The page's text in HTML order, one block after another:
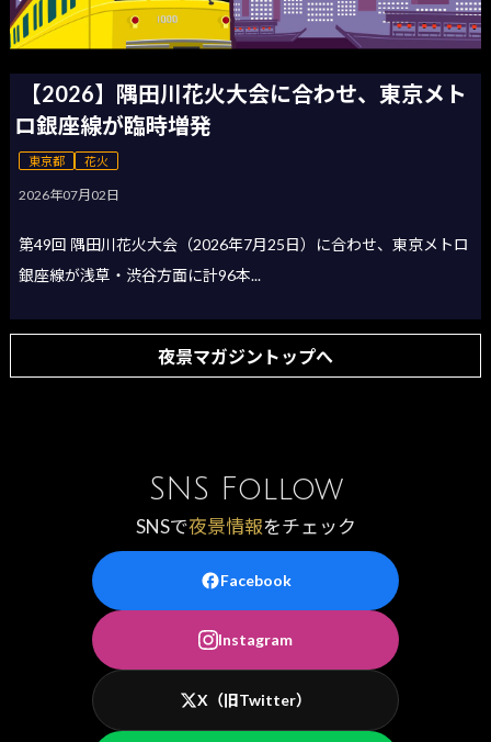
【2026】隅田川花火大会に合わせ、東京メト
ロ銀座線が臨時増発
東京都 花火
2026年07月02日
第49回 隅田川花火大会（2026年7月25日）に合わせ、東京メトロ
銀座線が浅草・渋谷方面に計96本...
夜景マガジントップへ
SNS Follow
SNSで夜景情報をチェック
Facebook
Instagram
X（旧Twitter）